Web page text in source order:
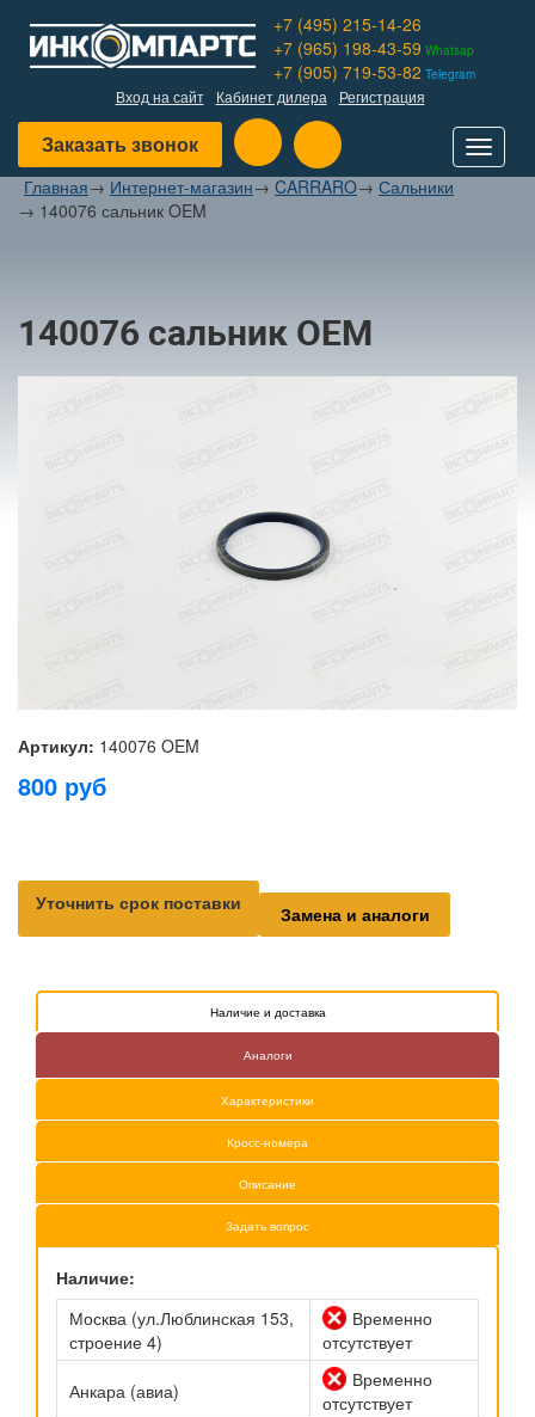
+7 (495) 215-14-26
+7 (965) 198-43-59 Whatsap
+7 (905) 719-53-82 Telegram
Вход на сайт Кабинет дилера Регистрация
Заказать звонок
Toggle
Главная→ Интернет-магазин→ CARRARO→ Сальники
→ 140076 сальник OEM
140076 сальник OEM
Артикул: 140076 OEM
800 руб
Уточнить срок поставки Замена и аналоги
Наличие и доставка
Аналоги
Характеристики
Кросс-номера
Описание
Задать вопрос
Наличие:
Москва (ул.Люблинская 153,
строение 4)
Временно
отсутствует
Анкара (авиа)
Временно
отсутствует